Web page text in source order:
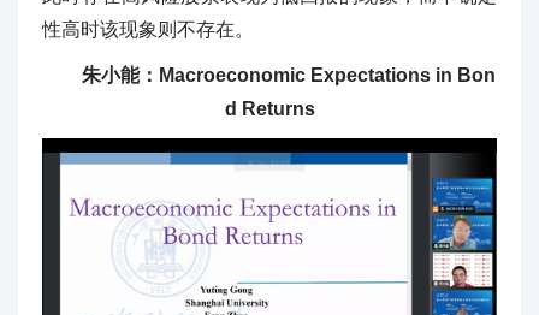
性高时该现象则不存在。
朱小能：Macroeconomic Expectations in Bon
d Returns